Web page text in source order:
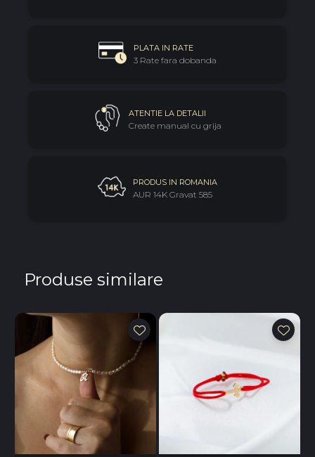
Un cadou cu inima, din partea intregii grupe — pentru
doamna care a facut din fiecare zi de gradinita sau scoala o
PLATA IN RATE
3 Rate fara dobanda
ATENTIE LA DETALII
Create manual cu grija
PRODUS IN ROMANIA
AUR 14K Gravat 585
Produse similare